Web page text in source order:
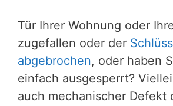
Tür Ihrer Wohnung oder
zugefallen oder der
abgebrochen, oder haben
einfach ausgesperrt?
auch mechanischer Defekt